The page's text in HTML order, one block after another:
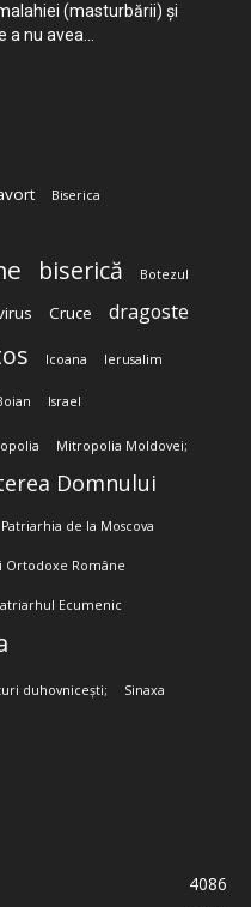
(masturbării) şi
a nu avea...
Biserica
biserică Botezul
Cruce dragoste
Icoana Ierusalim
Israel
Mitropolia Moldovei;
Domnului
Patriarhia de la Moscova
Ortodoxe Române
Ecumenic
duhovnicești; Sinaxa
4086